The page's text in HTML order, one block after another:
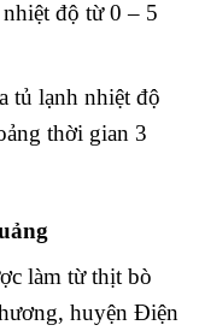
độ từ 0 – 5
tủ lạnh nhiệt độ
thời gian 3
làm từ thịt bò
huyện Điện